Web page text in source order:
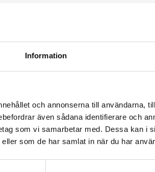
Information
och annonserna till användarna,
även sådana identifierare och
som vi samarbetar med. Dessa kan i
som de har samlat in när du har